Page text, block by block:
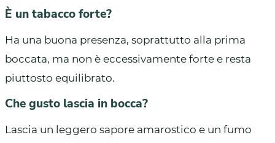
È un tabacco forte?
Ha una buona presenza, soprattutto alla prima
boccata, ma non è eccessivamente forte e resta
piuttosto equilibrato.
Che gusto lascia in bocca?
Lascia un leggero sapore amarostico e un fumo